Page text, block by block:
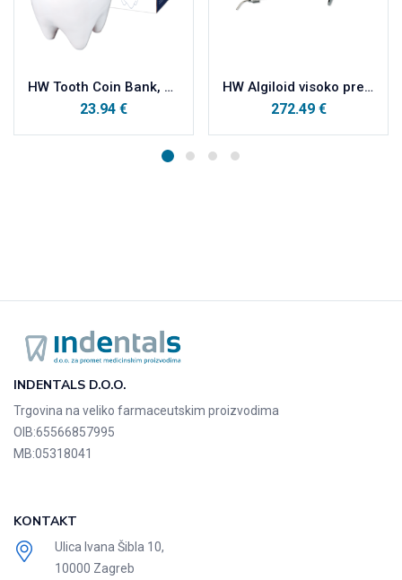
HW Tooth Coin Bank, Zub kasica, keramička
23.94 €
HW Algiloid visoko precizan otisni materijal na bazi vode, injekcija III, uključena 2 dodatka
272.49 €
INDENTALS D.O.O.
Trgovina na veliko farmaceutskim proizvodima
OIB:65566857995
MB:05318041
KONTAKT
Ulica Ivana Šibla 10,
10000 Zagreb